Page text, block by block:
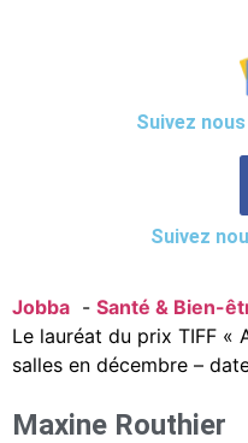
Suivez
Suivez
Jobba
Santé & Bien-
Le lauréat du prix TIFF «
salles en décembre –
Maxine Routhier